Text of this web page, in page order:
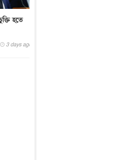
হতে
3 days ago